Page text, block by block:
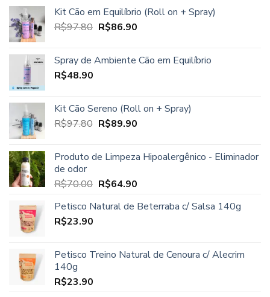
original
era:
atual
é:
Kit Cão em Equilíbrio (Roll on + Spray)
R$97.80 O
era:
R$86.90O
é:
Spray de Ambiente Cão em Equilíbrio
R$48.90
Kit Cão Sereno (Roll on + Spray)
R$97.80 O
era:
R$89.90O
é:
Produto de Limpeza Hipoalergênico - Eliminador
de odor
R$70.00 O
original
R$64.90O
atual
Petisco Natural de Beterraba c/ Salsa 140g
R$23.90
Petisco Treino Natural de Cenoura c/ Alecrim
140g
R$23.90